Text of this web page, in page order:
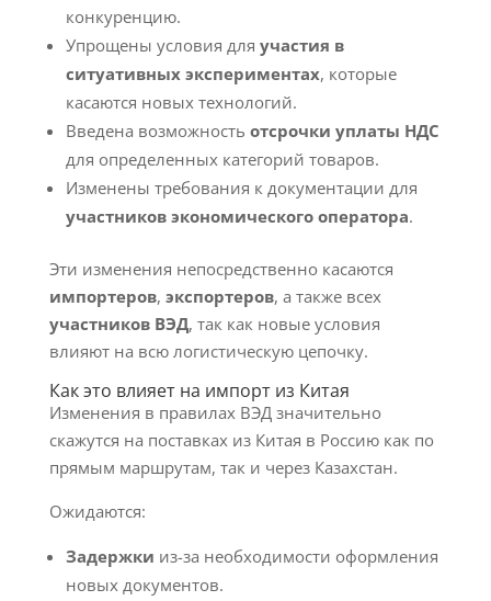
конкуренцию.
Упрощены условия для участия в
ситуативных экспериментах, которые
касаются новых технологий.
Введена возможность отсрочки уплаты НДС
для определенных категорий товаров.
Изменены требования к документации для
участников экономического оператора.
Эти изменения непосредственно касаются
импортеров, экспортеров, а также всех
участников ВЭД, так как новые условия
влияют на всю логистическую цепочку.
Как это влияет на импорт из Китая
Изменения в правилах ВЭД значительно
скажутся на поставках из Китая в Россию как по
прямым маршрутам, так и через Казахстан.
Ожидаются:
Задержки из-за необходимости оформления
новых документов.